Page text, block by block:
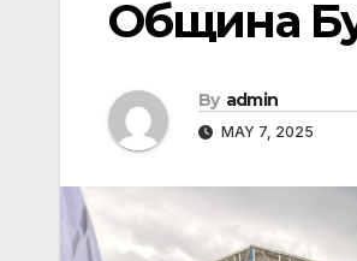
Община
By admin
MAY 7, 2025